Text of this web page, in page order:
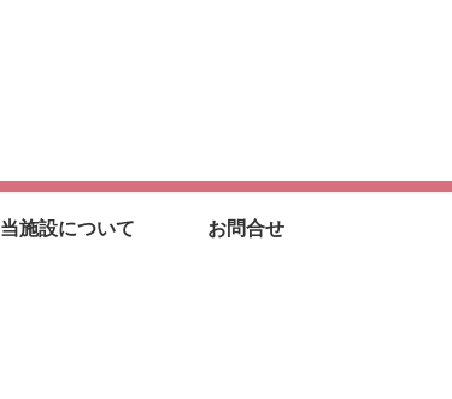
当施設について お問合せ